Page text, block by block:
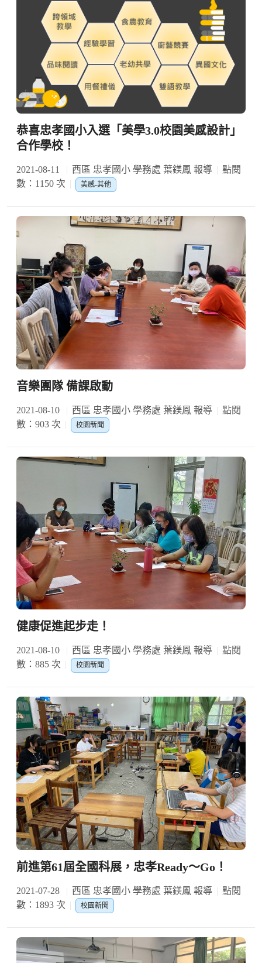
恭喜忠孝國小入選「美學3.0校園美感設計」
合作學校！
2021-08-11 西區 忠孝國小 學務處 葉鎂鳳 報導
點閱
數：1150 次
美感-其他
音樂團隊 備課啟動
2021-08-10 西區 忠孝國小 學務處 葉鎂鳳 報導
點閱
數：903 次
校園新聞
健康促進起步走！
2021-08-10 西區 忠孝國小 學務處 葉鎂鳳 報導
點閱
數：885 次
校園新聞
前進第61屆全國科展，忠孝Ready～Go！
2021-07-28 西區 忠孝國小 學務處 葉鎂鳳 報導
點閱
數：1893 次
校園新聞